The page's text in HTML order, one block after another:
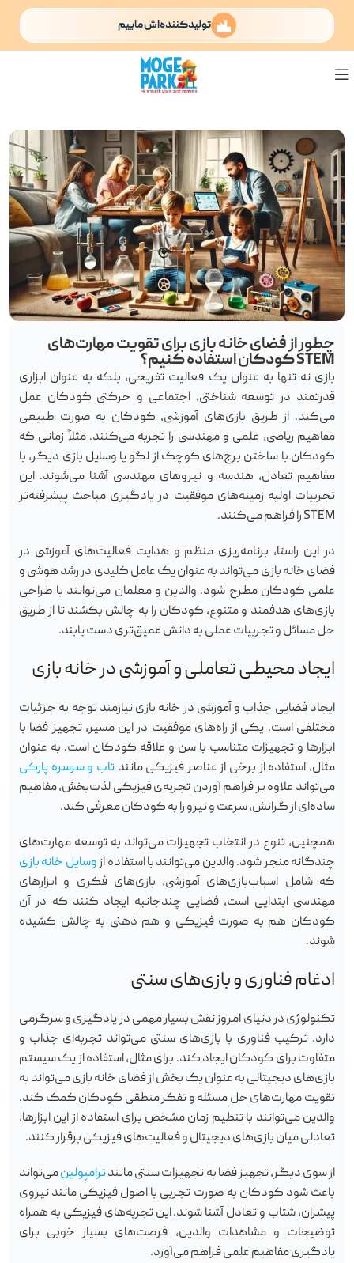
تولیدکننده‌اش ماییم
چطور از فضای خانه بازی برای تقویت مهارت‌های
STEM کودکان استفاده کنیم؟
بازی نه تنها به عنوان یک فعالیت تفریحی، بلکه به عنوان ابزاری
قدرتمند در توسعه شناختی، اجتماعی و حرکتی کودکان عمل
می‌کند. از طریق بازی‌های آموزشی، کودکان به صورت طبیعی
مفاهیم ریاضی، علمی و مهندسی را تجربه می‌کنند. مثلاً زمانی که
کودکان با ساختن برج‌های کوچک از لگو یا وسایل بازی دیگر، با
مفاهیم تعادل، هندسه و نیروهای مهندسی آشنا می‌شوند. این
تجربیات اولیه زمینه‌های موفقیت در یادگیری مباحث پیشرفته‌تر
STEM را فراهم می‌کنند.
در این راستا، برنامه‌ریزی منظم و هدایت فعالیت‌های آموزشی در
فضای خانه بازی می‌تواند به عنوان یک عامل کلیدی در رشد هوشی و
علمی کودکان مطرح شود. والدین و معلمان می‌توانند با طراحی
بازی‌های هدفمند و متنوع، کودکان را به چالش بکشند تا از طریق
حل مسائل و تجربیات عملی به دانش عمیق‌تری دست یابند.
ایجاد محیطی تعاملی و آموزشی در خانه بازی
ایجاد فضایی جذاب و آموزشی در خانه بازی نیازمند توجه به جزئیات
مختلفی است. یکی از راه‌های موفقیت در این مسیر، تجهیز فضا با
ابزارها و تجهیزات متناسب با سن و علاقه کودکان است. به عنوان
مثال، استفاده از برخی از عناصر فیزیکی مانندتاب و سرسره پارکی
می‌تواند علاوه بر فراهم آوردن تجربه‌ی فیزیکی لذت‌بخش، مفاهیم
ساده‌ای از گرانش، سرعت و نیرو را به کودکان معرفی کند.
همچنین، تنوع در انتخاب تجهیزات می‌تواند به توسعه مهارت‌های
چندگانه منجر شود. والدین می‌توانند با استفاده ازوسایل خانه بازی
که شامل اسباب‌بازی‌های آموزشی، بازی‌های فکری و ابزارهای
مهندسی ابتدایی است، فضایی چندجانبه ایجاد کنند که در آن
کودکان هم به صورت فیزیکی و هم ذهنی به چالش کشیده
شوند.
ادغام فناوری و بازی‌های سنتی
تکنولوژی در دنیای امروز نقش بسیار مهمی در یادگیری و سرگرمی
دارد. ترکیب فناوری با بازی‌های سنتی می‌تواند تجربه‌ای جذاب و
متفاوت برای کودکان ایجاد کند. برای مثال، استفاده از یک سیستم
بازی‌های دیجیتالی به عنوان یک بخش از فضای خانه بازی می‌تواند به
تقویت مهارت‌های حل مسئله و تفکر منطقی کودکان کمک کند.
والدین می‌توانند با تنظیم زمان مشخص برای استفاده از این ابزارها،
تعادلی میان بازی‌های دیجیتال و فعالیت‌های فیزیکی برقرار کنند.
از سوی دیگر، تجهیز فضا به تجهیزات سنتی مانندترامپولینمی‌تواند
باعث شود کودکان به صورت تجربی با اصول فیزیکی مانند نیروی
پیشران، شتاب و تعادل آشنا شوند. این تجربه‌های فیزیکی به همراه
توضیحات و مشاهدات والدین، فرصت‌های بسیار خوبی برای
یادگیری مفاهیم علمی فراهم می‌آورد.